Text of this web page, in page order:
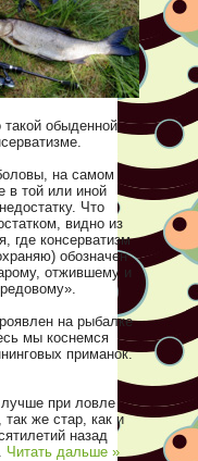
такой обыденной
на самом
в той или иной
Что
видно из
где консерватизм
обозначен
отжившему и
на рыбалке
мы коснемся
приманок.
при ловле
же стар, как и
назад
Читать дальше »